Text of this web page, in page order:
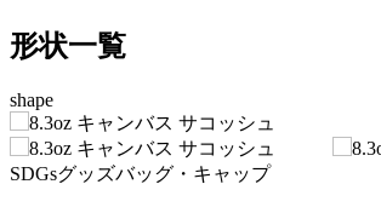
形状一覧
shape
SDGsグッズバッグ・キャップ